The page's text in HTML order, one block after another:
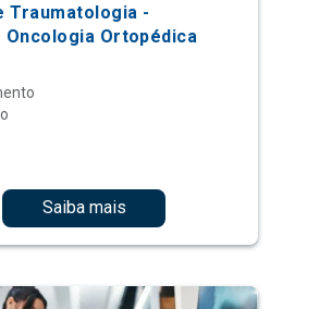
Traumatologia -
Oncologia Ortopédica
Saiba mais